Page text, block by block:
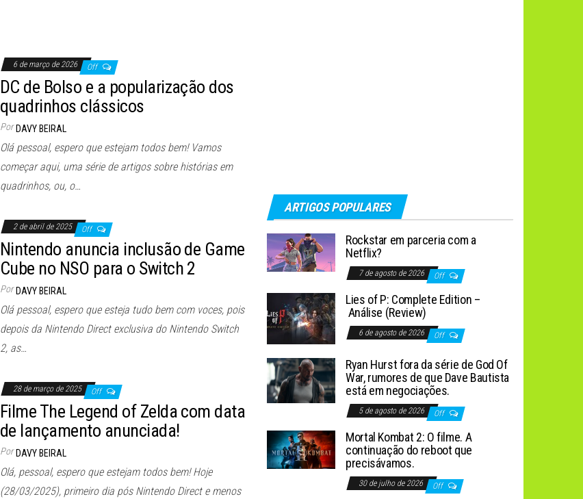
6 de março de 2026 Off
DC de Bolso e a popularização dos
quadrinhos clássicos
Por DAVY BEIRAL
Olá pessoal, espero que estejam todos bem! Vamos
começar aqui, uma série de artigos sobre histórias em
quadrinhos, ou, o…
2 de abril de 2025 Off
Nintendo anuncia inclusão de Game
Cube no NSO para o Switch 2
Por DAVY BEIRAL
Olá pessoal, espero que esteja tudo bem com voces, pois
depois da Nintendo Direct exclusiva do Nintendo Switch
2, as…
28 de março de 2025 Off
Filme The Legend of Zelda com data
de lançamento anunciada!
Por DAVY BEIRAL
Olá, pessoal, espero que estejam todos bem! Hoje
(28/03/2025), primeiro dia pós Nintendo Direct e menos
ARTIGOS POPULARES
Rockstar em parceria com a
Netflix?
7 de agosto de 2026 Off
Lies of P: Complete Edition –
Análise (Review)
6 de agosto de 2026 Off
Ryan Hurst fora da série de God Of
War, rumores de que Dave Bautista
está em negociações.
5 de agosto de 2026 Off
Mortal Kombat 2: O filme. A
continuação do reboot que
precisávamos.
30 de julho de 2026 Off